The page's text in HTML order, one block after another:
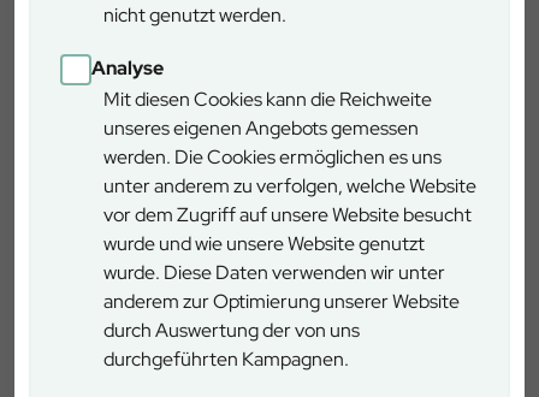
nicht genutzt werden.
Analyse
Mit diesen Cookies kann die Reichweite
unseres eigenen Angebots gemessen
werden. Die Cookies ermöglichen es uns
unter anderem zu verfolgen, welche Website
vor dem Zugriff auf unsere Website besucht
wurde und wie unsere Website genutzt
wurde. Diese Daten verwenden wir unter
anderem zur Optimierung unserer Website
durch Auswertung der von uns
durchgeführten Kampagnen.
Zu unserer Urkunde
Weitere Barrierefreie Reiseangebote können Sie hier